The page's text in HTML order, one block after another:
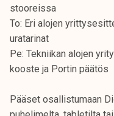
stooreissa
To: Eri alojen
uratarinat
Pe: Tekniikan alojen
kooste ja Portin päätös
Pääset osallistumaan